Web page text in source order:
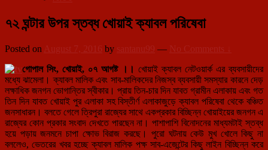
৭২ ঘন্টার উপর স্তব্ধ খোয়াই ক্যাবল পরিষেবা
Posted on August 7, 2016 by santanu99 — No Comments ↓
গোপাল সিং, খোয়াই, ০৭ আগষ্ট ।। খোয়াই ক্যাবল নেটওয়ার্ক এর ব্যবসায়ীদের
মধ্যে ঝামেলা। ক্যাবল মালিক এবং সাব-মালিকদের নিজস্ব ব্যবসায়ী সমস্যার কারনে দেড়
লক্ষাধিক জনগন ভোগান্তির স্বীকার। প্রায় তিন-চার দিন যাবত গ্রামীন এলাকায় এবং গত
তিন দিন যাবত খোয়াই পুর এলাকা সহ বিস্তীর্ণ এলাকাজুড়ে ক্যাবল পরিষেবা থেকে বঞ্চিত
জনসাধারন। বলতে গেলে ত্রিপুরা রাজ্যের সাথে একপ্রকার বিচ্ছিন্ন খোয়াইয়ের জনগন এ
রাজ্যের কোন প্রকার সংবাদ দেখতে পারছেন না। পাশাপাশি বিনোদনের মাধ্যমটাই স্তব্ধ
হয়ে পড়ায় জনমনে চাপা ক্ষোভ বিরাজ করছে। পুরো ঘটনায় কেউ মুখ খোলে কিছু না
বললেও, ভেতরের খবর হচ্ছে ক্যাবল মালিক পক্ষ সাব-এজেন্টের কিছু লাইন বিচ্ছিন্ন করে